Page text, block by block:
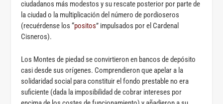
ciudadanos más modestos y su rescate posterior por parte de
la ciudad o la multiplicación del número de pordioseros
(recuérdense los “positos” impulsados por el Cardenal
Cisneros).
Los Montes de piedad se convirtieron en bancos de depósito
casi desde sus orígenes. Comprendieron que apelar a la
solidaridad social para constituir el fondo prestable no era
suficiente (dada la imposibilidad de cobrar intereses por